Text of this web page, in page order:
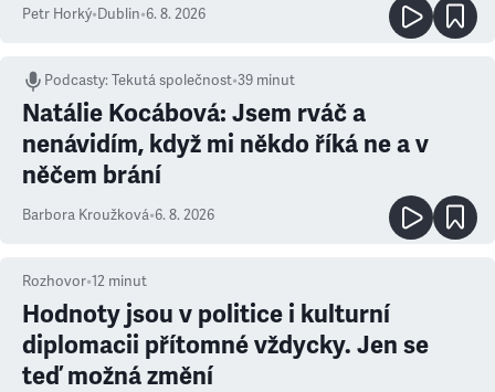
Petr Horký•Dublin•6. 8. 2026
Podcasty:Tekutá společnost•39 minut
Natálie Kocábová: Jsem rváč a
nenávidím, když mi někdo říká ne a v
něčem brání
Barbora Kroužková•6. 8. 2026
Rozhovor•12 minut
Hodnoty jsou v politice i kulturní
diplomacii přítomné vždycky. Jen se
teď možná změní